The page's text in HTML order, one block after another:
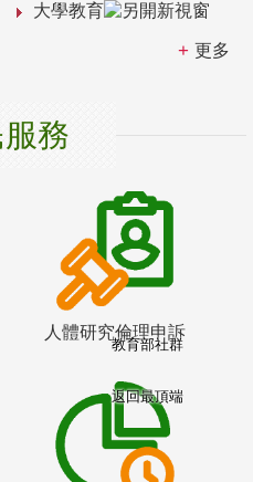
大學教育
更多
務
人體研究倫理申訴
教育部社群
返回最頂端